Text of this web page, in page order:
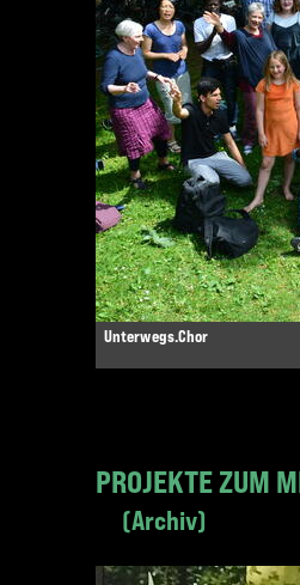
Unterwegs.Chor
PROJEKTE ZUM
Archiv